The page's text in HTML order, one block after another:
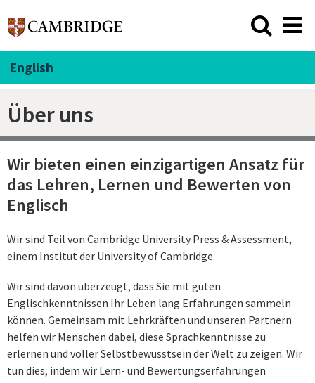
English
Über uns
Wir bieten einen einzigartigen Ansatz für
das Lehren, Lernen und Bewerten von
Englisch
Wir sind Teil von Cambridge University Press & Assessment,
einem Institut der University of Cambridge.
Wir sind davon überzeugt, dass Sie mit guten
Englischkenntnissen Ihr Leben lang Erfahrungen sammeln
können. Gemeinsam mit Lehrkräften und unseren Partnern
helfen wir Menschen dabei, diese Sprachkenntnisse zu
erlernen und voller Selbstbewusstsein der Welt zu zeigen. Wir
tun dies, indem wir Lern- und Bewertungserfahrungen